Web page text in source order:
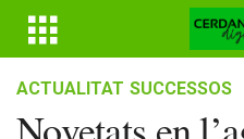
ACTUALITAT SUCCESSOS